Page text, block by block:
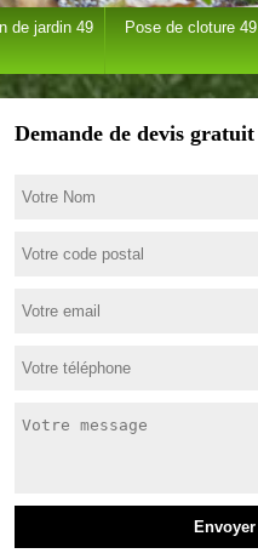
de jardin 49 Pose de cloture 49
Demande de devis gratuit